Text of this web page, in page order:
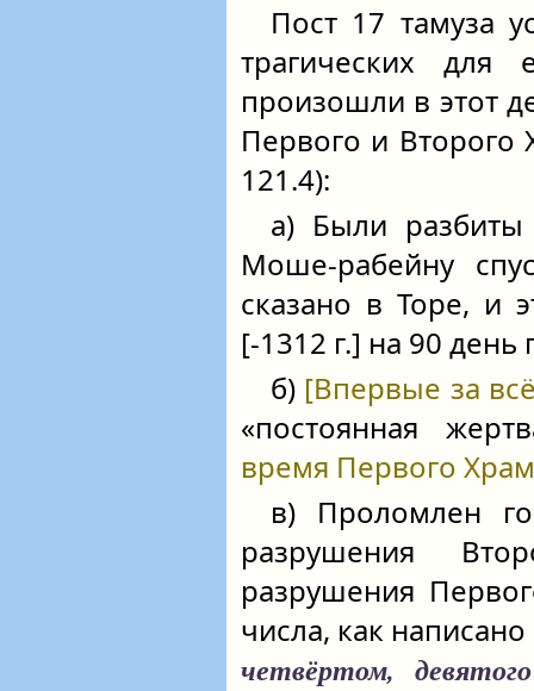
Пост 17 тамуза
трагических для
произошли в этот
Первого и Второго
121.4):
а) Были
Моше-рабейну
сказано в Торе, и
[-1312 г.] на 90
б) [Впервые за
«постоянная
время Первого
в) Проломлен
разрушения
разрушения
числа, как
четвёртом,